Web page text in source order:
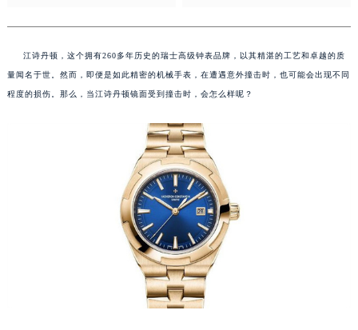
江诗丹顿，这个拥有260多年历史的瑞士高级钟表品牌，以其精湛的工艺和卓越的质
量闻名于世。然而，即便是如此精密的机械手表，在遭遇意外撞击时，也可能会出现不同
程度的损伤。那么，当江诗丹顿镜面受到撞击时，会怎么样呢？